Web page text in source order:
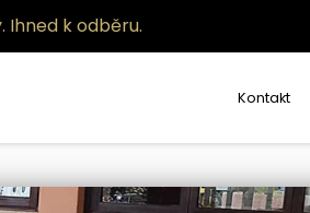
Ihned k odběru.
Kontakt